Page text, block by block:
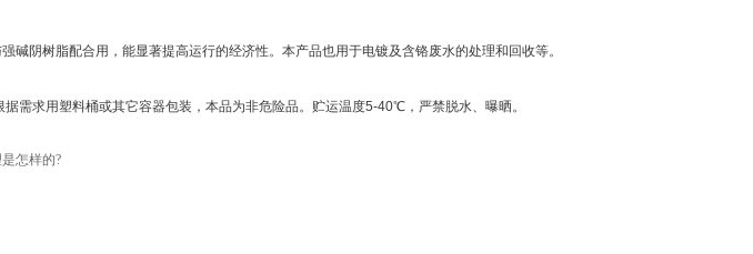
碱阴树脂配合用，能显著提高运行的经济性。本产品也用于电镀及含铬废水的处理和回收等。
需求用塑料桶或其它容器包装，本品为非危险品。贮运温度5-40℃，严禁脱水、曝晒。
怎样的?